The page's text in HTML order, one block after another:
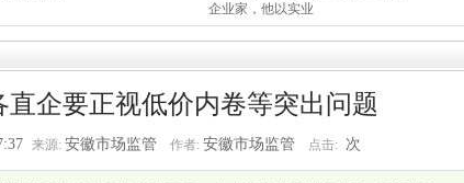
企业家，他以实业
直企要正视低价内卷等突出问题
来源: 安徽市场监管 作者: 安徽市场监管 点击: 次